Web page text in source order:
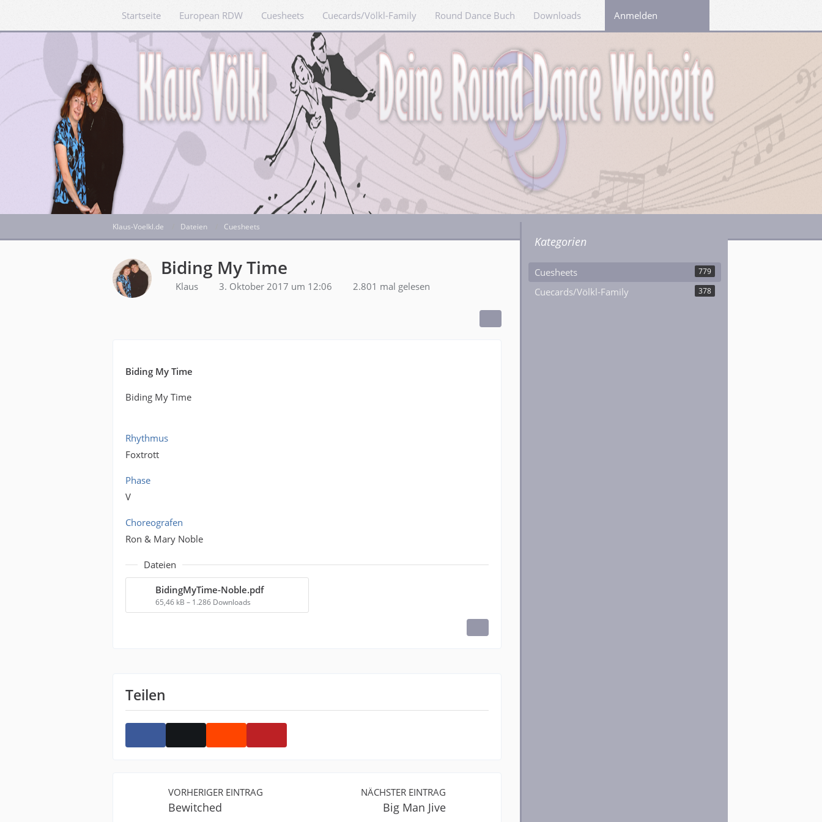
Startseite European RDW Cuesheets Cuecards/Völkl-Family Round Dance Buch Downloads LinksAnmelden
Klaus-Voelkl.de Dateien Cuesheets
Biding My Time
Klaus 3. Oktober 2017 um 12:06 2.801 mal gelesen
Biding My Time
Biding My Time
Rhythmus
Foxtrott
Phase
V
Choreografen
Ron & Mary Noble
Dateien
BidingMyTime-Noble.pdf
65,46 kB – 1.286 Downloads
Teilen
VORHERIGER EINTRAG
Bewitched
NÄCHSTER EINTRAG
Big Man Jive
Kategorien
Cuesheets 779
Cuecards/Völkl-Family 378